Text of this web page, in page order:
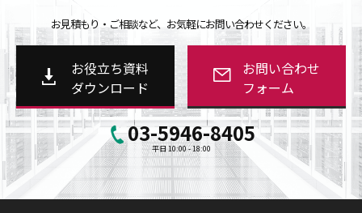
お見積もり・ご相談など、お気軽にお問い合わせください。
お役立ち資料
ダウンロード
お問い合わせ
フォーム
03-5946-8405
平日 10:00 - 18:00